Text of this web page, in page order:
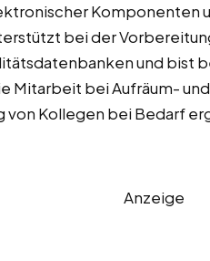
Komponenten
bei der
und bist
Mitarbeit bei Aufräum-
von Kollegen bei Bedarf
Anzeige